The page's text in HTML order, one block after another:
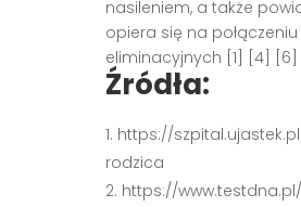
nasileniem, a także
opiera się na
eliminacyjnych [1] [4] [6]
Źródła:
https://
rodzica
https://